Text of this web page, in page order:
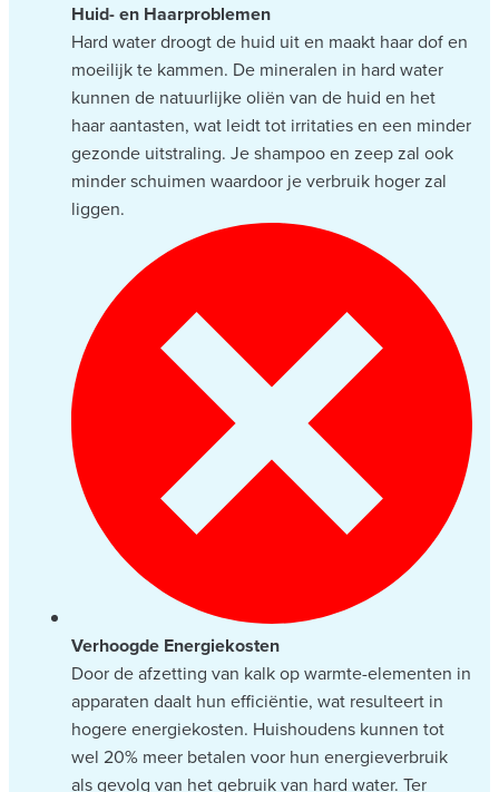
Huid- en Haarproblemen
Hard water droogt de huid uit en maakt haar dof en
moeilijk te kammen. De mineralen in hard water
kunnen de natuurlijke oliën van de huid en het
haar aantasten, wat leidt tot irritaties en een minder
gezonde uitstraling. Je shampoo en zeep zal ook
minder schuimen waardoor je verbruik hoger zal
liggen.
Verhoogde Energiekosten
Door de afzetting van kalk op warmte-elementen in
apparaten daalt hun efficiëntie, wat resulteert in
hogere energiekosten. Huishoudens kunnen tot
wel 20% meer betalen voor hun energieverbruik
als gevolg van het gebruik van hard water. Ter